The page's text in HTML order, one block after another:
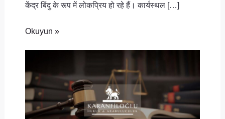
केंद्र बिंदु के रूप में लोकप्रिय हो रहे हैं। कार्यस्थल […]
Okuyun »